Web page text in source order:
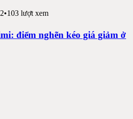
•103 lượt xem
điểm nghẽn kéo giá giảm ở